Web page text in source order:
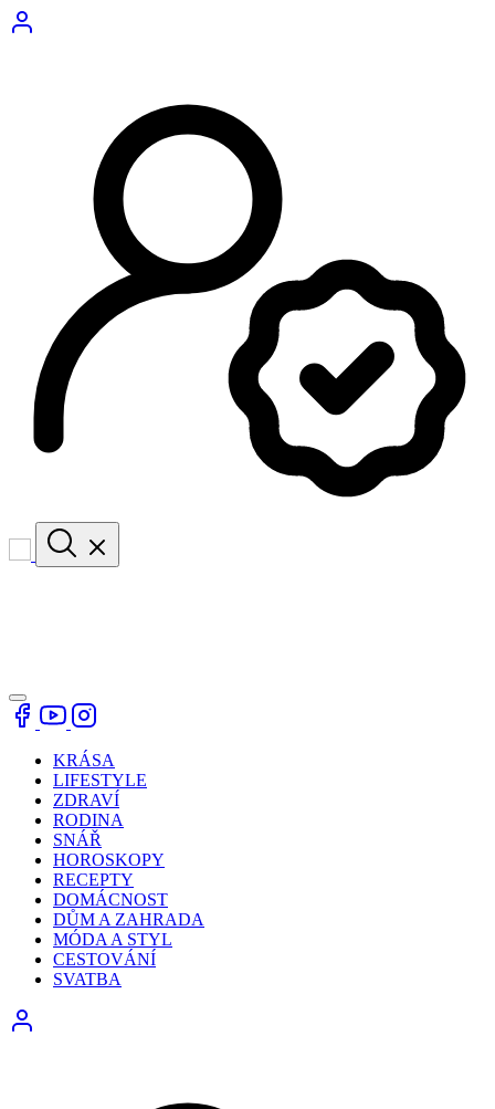
KRÁSA
LIFESTYLE
ZDRAVÍ
RODINA
SNÁŘ
HOROSKOPY
RECEPTY
DOMÁCNOST
DŮM A ZAHRADA
MÓDA A STYL
CESTOVÁNÍ
SVATBA